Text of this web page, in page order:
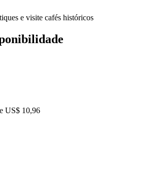
e visite cafés históricos
US$ 10,96